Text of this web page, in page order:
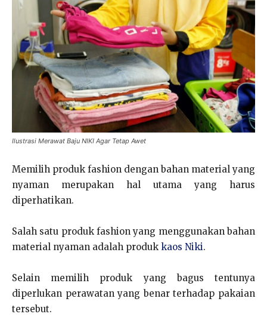
Ilustrasi Merawat Baju NIKI Agar Tetap Awet
Memilih produk fashion dengan bahan material yang
nyaman merupakan hal utama yang harus
diperhatikan.
Salah satu produk fashion yang menggunakan bahan
material nyaman adalah produk kaos Niki.
Selain memilih produk yang bagus tentunya
diperlukan perawatan yang benar terhadap pakaian
tersebut.